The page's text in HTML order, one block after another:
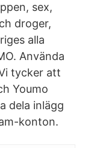
sex,
droger,
alla
Använda
tycker att
Youmo
dela inlägg
konton.